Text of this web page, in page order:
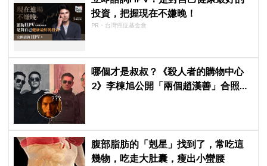
投資，把握現在不嫌晚！
PR・台灣癌症基金會
哪個才是叔叔？《殺人者的購物中心
2》李棟旭公開「兩個趙漢善」合照，
腹部脂肪的「剋星」找到了，常吃這
幾物，吃走大肚囊，瘦出小蠻腰